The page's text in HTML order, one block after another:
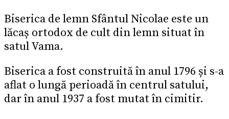
Biserica de lemn Sfântul Nicolae este un
lăcaș ortodox de cult din lemn situat în
satul Vama.
Biserica a fost construită în anul 1796 și s-a
aflat o lungă perioadă în centrul satului,
dar în anul 1937 a fost mutat în cimitir.